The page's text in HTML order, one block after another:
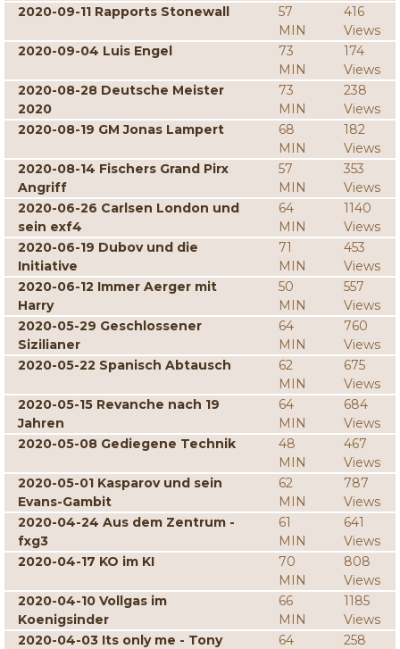
2020-09-11 Rapports Stonewall
57
MIN
416
Views
2020-09-04 Luis Engel
73
MIN
174
Views
2020-08-28 Deutsche Meister
2020
73
MIN
238
Views
2020-08-19 GM Jonas Lampert
68
MIN
182
Views
2020-08-14 Fischers Grand Pirx
Angriff
57
MIN
353
Views
2020-06-26 Carlsen London und
sein exf4
64
MIN
1140
Views
2020-06-19 Dubov und die
Initiative
71
MIN
453
Views
2020-06-12 Immer Aerger mit
Harry
50
MIN
557
Views
2020-05-29 Geschlossener
Sizilianer
64
MIN
760
Views
2020-05-22 Spanisch Abtausch
62
MIN
675
Views
2020-05-15 Revanche nach 19
Jahren
64
MIN
684
Views
2020-05-08 Gediegene Technik
48
MIN
467
Views
2020-05-01 Kasparov und sein
Evans-Gambit
62
MIN
787
Views
2020-04-24 Aus dem Zentrum -
fxg3
61
MIN
641
Views
2020-04-17 KO im KI
70
MIN
808
Views
2020-04-10 Vollgas im
Koenigsinder
66
MIN
1185
Views
2020-04-03 Its only me - Tony
64
258